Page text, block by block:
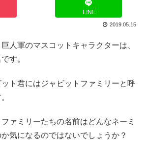
LINE
2019.05.15
人軍のマスコットキャラクターは、
す。
ト君にはジャビットファミリーと呼
ァミリーたちの名前はどんなネーミ
気になるのではないでしょうか？